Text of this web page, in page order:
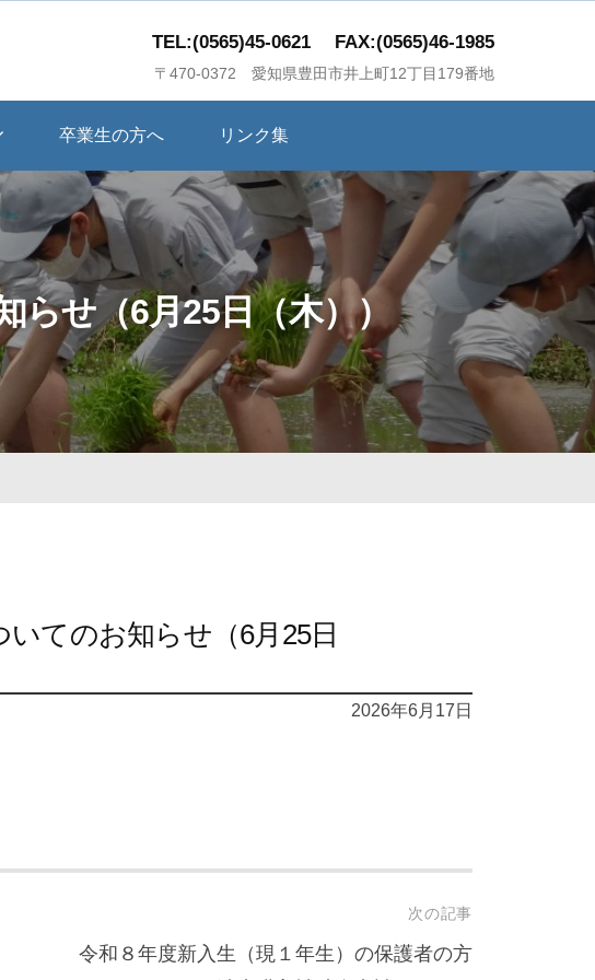
TEL:(0565)45-0621 FAX:(0565)46-1985
〒470-0372 愛知県豊田市井上町12丁目179番地
卒業生の方へ リンク集
らせ（6月25日（木））
てのお知らせ（6月25日
2026年6月17日
次の記事
令和８年度新入生（現１年生）の保護者の方